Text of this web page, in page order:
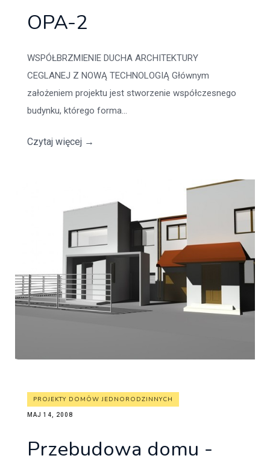
OPA-2
WSPÓŁBRZMIENIE DUCHA ARCHITEKTURY
CEGLANEJ Z NOWĄ TECHNOLOGIĄ Głównym
założeniem projektu jest stworzenie współczesnego
budynku, którego forma...
Czytaj więcej →
PROJEKTY DOMÓW JEDNORODZINNYCH
MAJ 14, 2008
Przebudowa domu -